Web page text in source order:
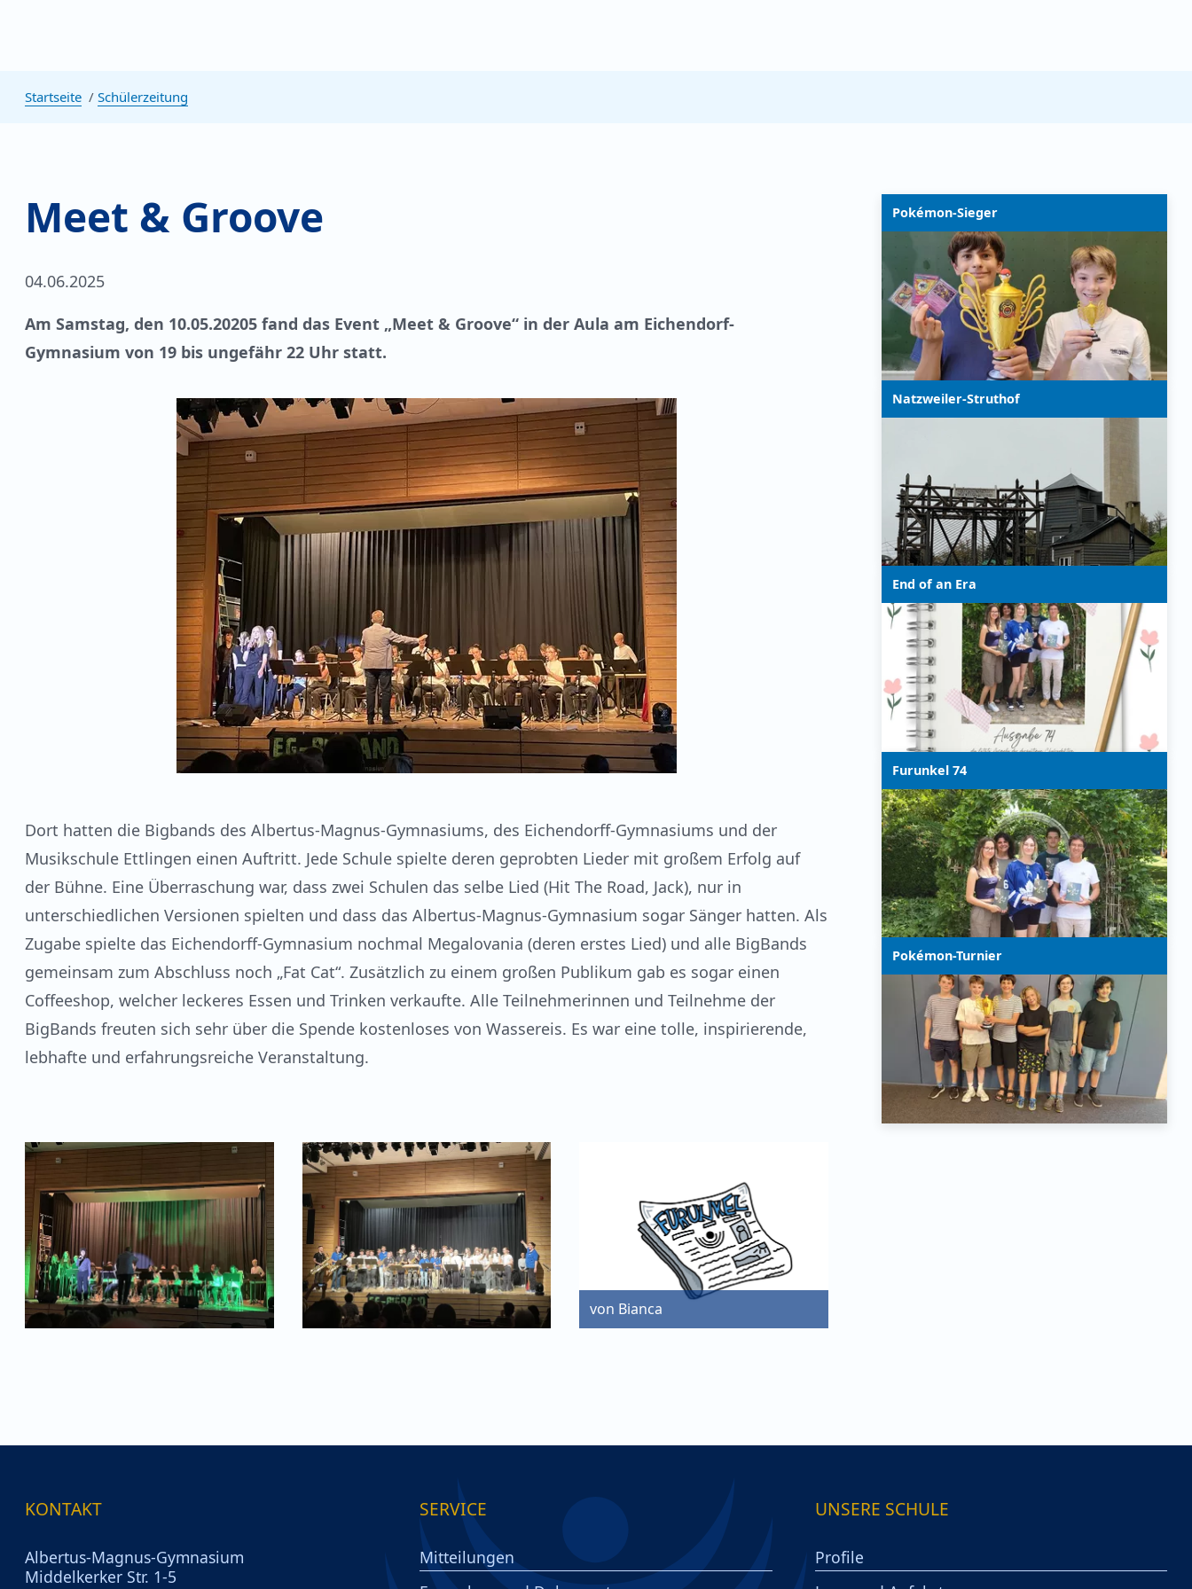
Startseite Schülerzeitung
Meet & Groove
04.06.2025
Am Samstag, den 10.05.20205 fand das Event „Meet & Groove“ in der Aula am Eichendorf-
Gymnasium von 19 bis ungefähr 22 Uhr statt.
Dort hatten die Bigbands des Albertus-Magnus-Gymnasiums, des Eichendorff-Gymnasiums und der
Musikschule Ettlingen einen Auftritt. Jede Schule spielte deren geprobten Lieder mit großem Erfolg auf
der Bühne. Eine Überraschung war, dass zwei Schulen das selbe Lied (Hit The Road, Jack), nur in
unterschiedlichen Versionen spielten und dass das Albertus-Magnus-Gymnasium sogar Sänger hatten. Als
Zugabe spielte das Eichendorff-Gymnasium nochmal Megalovania (deren erstes Lied) und alle BigBands
gemeinsam zum Abschluss noch „Fat Cat“. Zusätzlich zu einem großen Publikum gab es sogar einen
Coffeeshop, welcher leckeres Essen und Trinken verkaufte. Alle Teilnehmerinnen und Teilnehme der
BigBands freuten sich sehr über die Spende kostenloses von Wassereis. Es war eine tolle, inspirierende,
lebhafte und erfahrungsreiche Veranstaltung.
von Bianca
Pokémon-Sieger
Natzweiler-Struthof
End of an Era
Furunkel 74
Pokémon-Turnier
KONTAKT
Albertus-Magnus-Gymnasium
Middelkerker Str. 1-5
SERVICE
Mitteilungen
UNSERE SCHULE
Profile